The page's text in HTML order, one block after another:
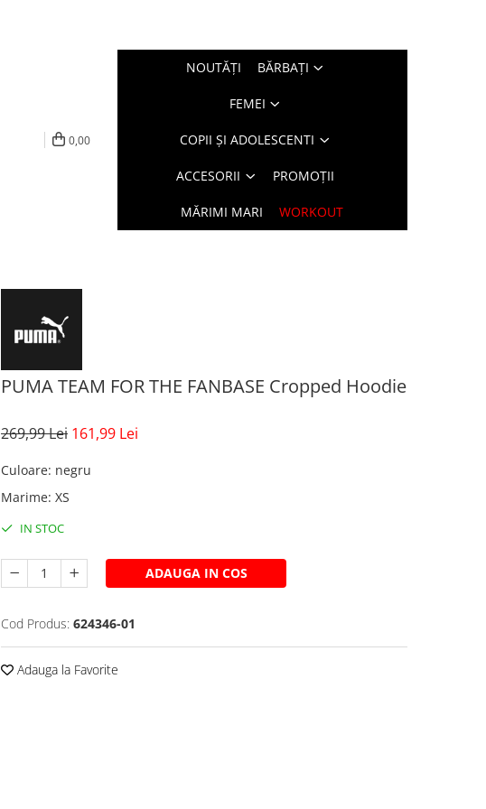
0,00
NOUTĂŢI BĂRBAŢI
FEMEI
COPII ȘI ADOLESCENTI
ACCESORII PROMOȚII
MĂRIMI MARI WORKOUT
PUMA TEAM FOR THE FANBASE Cropped Hoodie
269,99 Lei 161,99 Lei
Culoare: negru
Marime: XS
IN STOC
ADAUGA IN COS
Cod Produs: 624346-01
Adauga la Favorite